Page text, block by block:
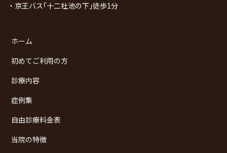
・京王バス｢十二社池の下｣徒歩1分
ホーム
初めてご利用の方
診療内容
症例集
自由診療料金表
当院の特徴